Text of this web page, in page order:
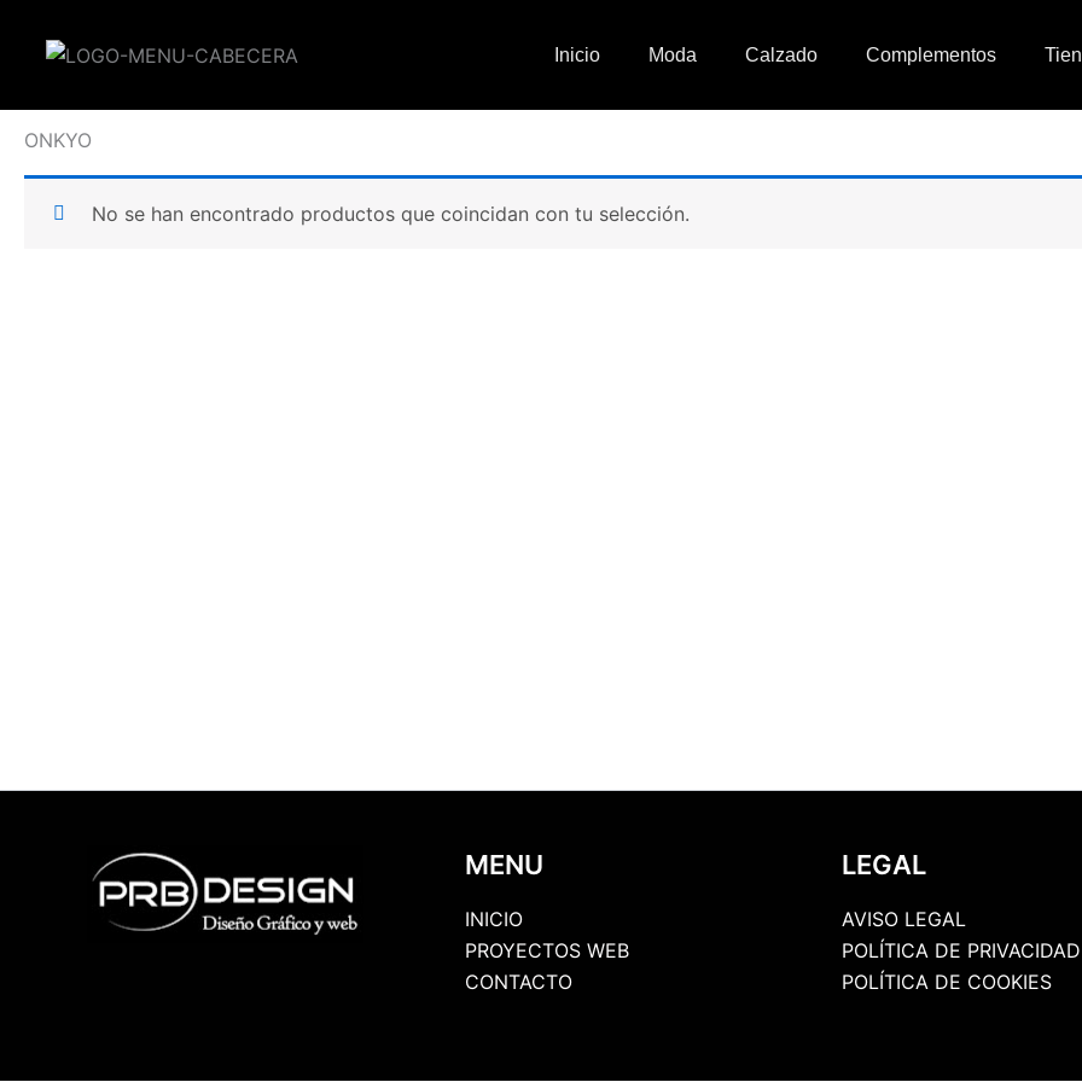
Inicio Moda Calzado Complementos
ONKYO
No se han encontrado productos que coincidan con tu selección.
MENU
INICIO
PROYECTOS WEB
CONTACTO
LEGAL
AVISO LEGAL
POLÍTICA DE PRIVACIDAD
POLÍTICA DE COOKIES